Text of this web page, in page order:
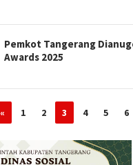
Pemkot Tangerang
Awards 2025
« 1 2 3 4 5 6